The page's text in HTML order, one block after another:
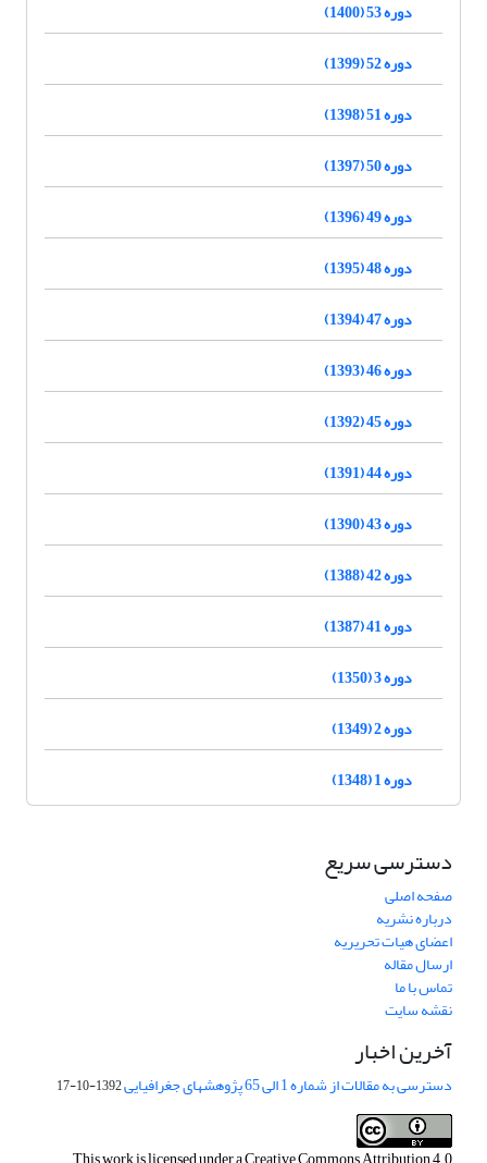
دوره 53 (1400)
دوره 52 (1399)
دوره 51 (1398)
دوره 50 (1397)
دوره 49 (1396)
دوره 48 (1395)
دوره 47 (1394)
دوره 46 (1393)
دوره 45 (1392)
دوره 44 (1391)
دوره 43 (1390)
دوره 42 (1388)
دوره 41 (1387)
دوره 3 (1350)
دوره 2 (1349)
دوره 1 (1348)
دسترسی سریع
صفحه اصلی
درباره نشریه
اعضای هیات تحریریه
ارسال مقاله
تماس با ما
نقشه سایت
آخرین اخبار
دسترسی به مقالات از شماره 1 الی 65 پژوهشهای جغرافیایی 1392-10-17